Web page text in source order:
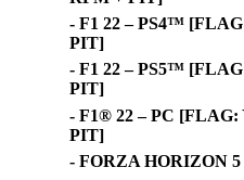
- F1 22 – PS4™
PIT]
- F1 22 – PS5™
PIT]
- F1® 22 – PC
PIT]
- FORZA HORIZON